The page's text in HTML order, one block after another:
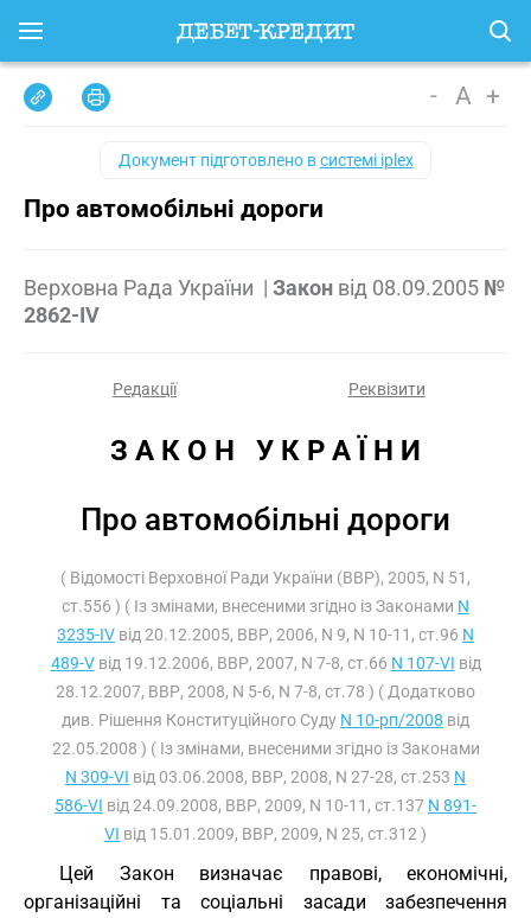
- A +
Документ підготовлено всистемі iplex
Про автомобільні дороги
Верховна Рада України | Закон від 08.09.2005 №
2862-IV
Редакції Реквізити
З А К О Н   У К Р А Ї Н И
Про автомобільні дороги
( Відомості Верховної Ради України (ВВР), 2005, N 51,
ст.556 ) ( Із змінами, внесеними згідно із Законами N
3235-IV від 20.12.2005, ВВР, 2006, N 9, N 10-11, ст.96 N
489-Vвід 19.12.2006, ВВР, 2007, N 7-8, ст.66 N 107-VI від
28.12.2007, ВВР, 2008, N 5-6, N 7-8, ст.78 ) ( Додатково
див. Рішення Конституційного Суду N 10-рп/2008 від
22.05.2008 ) ( Із змінами, внесеними згідно із Законами
N 309-VI від 03.06.2008, ВВР, 2008, N 27-28, ст.253 N
586-VI від 24.09.2008, ВВР, 2009, N 10-11, ст.137 N 891-
VI від 15.01.2009, ВВР, 2009, N 25, ст.312 )
Цей Закон визначає правові, економічні,
організаційні та соціальні засади забезпечення